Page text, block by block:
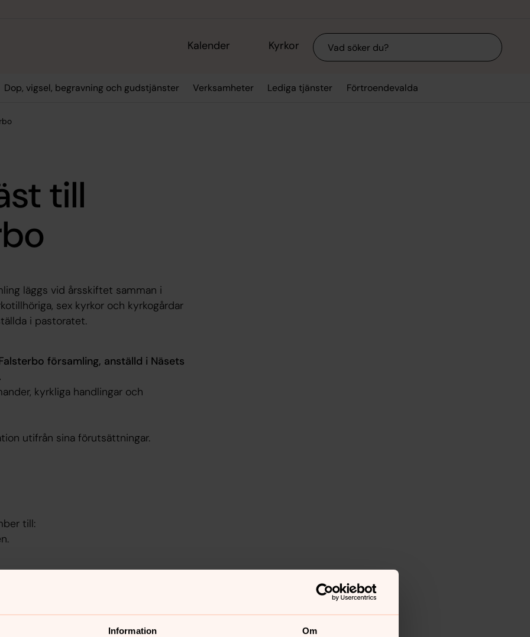
Information Om
Kalender Kyrkor Sök
Dop, vigsel, begravning och gudstjänster Verksamheter Lediga tjänster Förtroendevalda
till
läggs vid årsskiftet samman i
sex kyrkor och kyrkogårdar
i pastoratet.
församling, anställd i Näsets
kyrkliga handlingar och
utifrån sina förutsättningar.
till: